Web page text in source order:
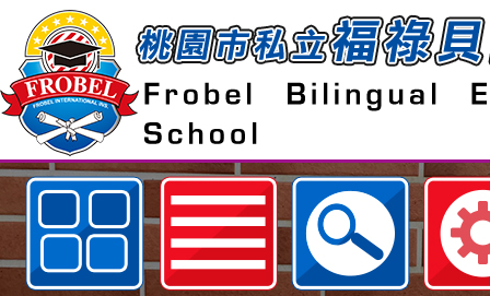
歡迎參觀：107.10.17外師教材研